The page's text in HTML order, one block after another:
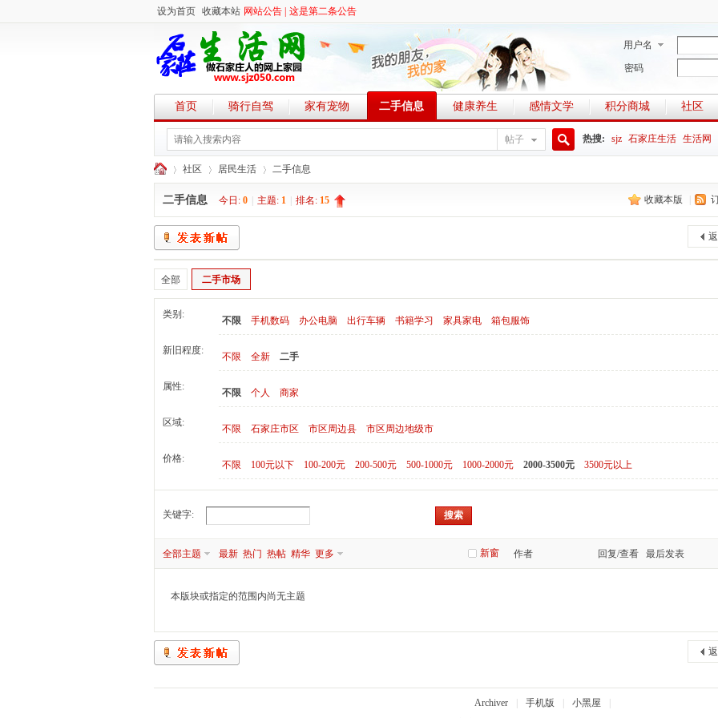
设为首页 收藏本站 网站公告 | 这是第二条公告
用户名
密码
首页 骑行自驾 家有宠物 二手信息 健康养生 感情文学 积分商城 社区
帖子 热搜: sjz 石家庄生活 生活网
»
社区
›
居民生活 二手信息
收藏本版
二手信息 今日: 0 主题: 1 排名: 15
全部 二手市场
类别:
不限 手机数码 办公电脑 出行车辆 书籍学习 家具家电 箱包服饰
新旧程度:
不限 全新 二手
属性:
不限 个人 商家
区域:
不限 石家庄市区 市区周边县 市区周边地级市
价格:
不限 100元以下 100-200元 200-500元 500-1000元 1000-2000元 2000-3500元 3500元以上
关键字: 搜索
新窗
全部主题 最新 热门 热帖 精华 更多 作者 回复/查看 最后发表
本版块或指定的范围内尚无主题
Archiver 手机版 小黑屋